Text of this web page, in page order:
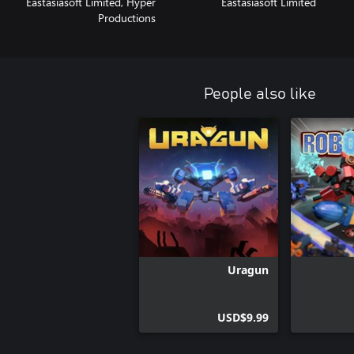
Productions
People also like
Uragun
USD$9.99